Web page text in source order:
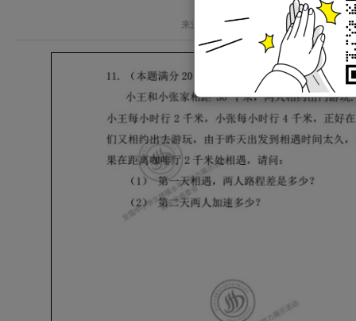
来源： 济南家长帮 作者：荣轩 2017-12-